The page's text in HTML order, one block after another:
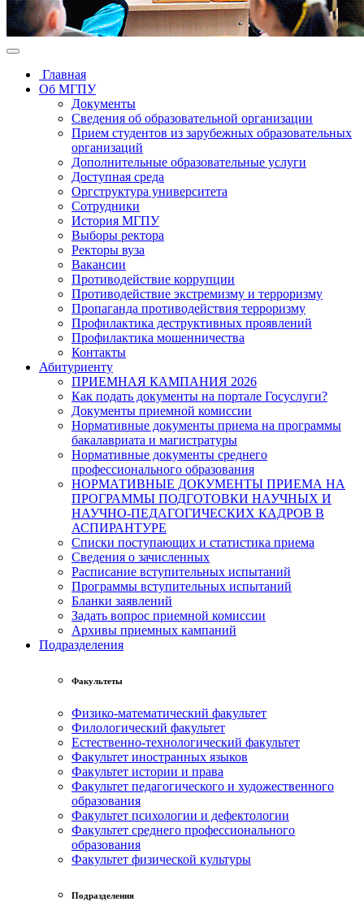
Главная
Об МГПУ
Документы
Сведения об образовательной организации
Прием студентов из зарубежных образовательных
организаций
Дополнительные образовательные услуги
Доступная среда
Оргструктура университета
Сотрудники
История МГПУ
Выборы ректора
Ректоры вуза
Вакансии
Противодействие коррупции
Противодействие экстремизму и терроризму
Пропаганда противодействия терроризму
Профилактика деструктивных проявлений
Профилактика мошенничества
Контакты
Абитуриенту
ПРИЕМНАЯ КАМПАНИЯ 2026
Как подать документы на портале Госуслуги?
Документы приемной комиссии
Нормативные документы приема на программы
бакалавриата и магистратуры
Нормативные документы среднего
профессионального образования
НОРМАТИВНЫЕ ДОКУМЕНТЫ ПРИЕМА НА
ПРОГРАММЫ ПОДГОТОВКИ НАУЧНЫХ И
НАУЧНО-ПЕДАГОГИЧЕСКИХ КАДРОВ В
АСПИРАНТУРЕ
Списки поступающих и статистика приема
Сведения о зачисленных
Расписание вступительных испытаний
Программы вступительных испытаний
Бланки заявлений
Задать вопрос приемной комиссии
Архивы приемных кампаний
Подразделения
Факультеты
Физико-математический факультет
Филологический факультет
Естественно-технологический факультет
Факультет иностранных языков
Факультет истории и права
Факультет педагогического и художественного
образования
Факультет психологии и дефектологии
Факультет среднего профессионального
образования
Факультет физической культуры
Подразделения